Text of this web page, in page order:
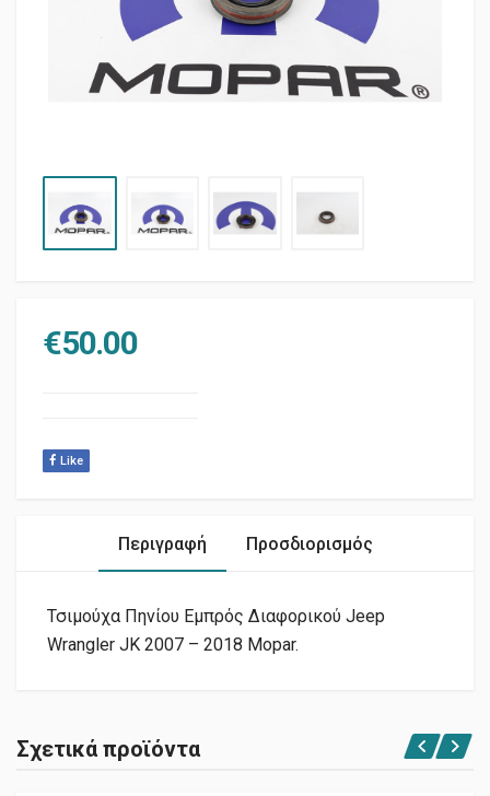
€50.00
Like
Περιγραφή Προσδιορισμός
Τσιμούχα Πηνίου Εμπρός Διαφορικού Jeep
Wrangler JK 2007 – 2018 Mopar.
Σχετικά προϊόντα